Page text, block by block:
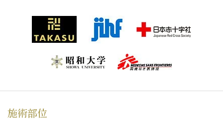
施術部位